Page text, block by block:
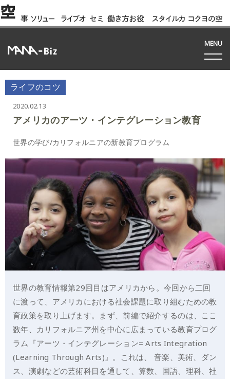
空 事
例
ソリュー
ション
ライブオ
フィス
セミ
ナー
働き方お役
立ち資料
スタイルカ
タログ
コクヨの空
間って!?
MENU
ライフのコツ
2020.02.13
アメリカのアーツ・インテグレーション教育
世界の学び/カリフォルニアの新教育プログラム
世界の教育情報第29回目はアメリカから。今回から二回
に渡って、アメリカにおける社会課題に取り組むための教
育政策を取り上げます。まず、前編で紹介するのは、ここ
数年、カリフォルニア州を中心に広まっている教育プログ
ラム『アーツ・インテグレーション= Arts Integration
(Learning Through Arts)』。これは、 音楽、美術、ダン
ス、演劇などの芸術科目を通して、算数、国語、理科、社